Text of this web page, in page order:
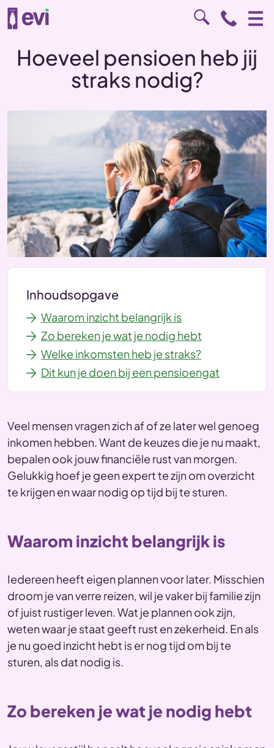
Hoeveel pensioen heb jij
straks nodig?
Inhoudsopgave
Waarom inzicht belangrijk is
Zo bereken je wat je nodig hebt
Welke inkomsten heb je straks?
Dit kun je doen bij een pensioengat
Veel mensen vragen zich af of ze later wel genoeg
inkomen hebben. Want de keuzes die je nu maakt,
bepalen ook jouw financiële rust van morgen.
Gelukkig hoef je geen expert te zijn om overzicht
te krijgen en waar nodig op tijd bij te sturen.
Waarom inzicht belangrijk is
Iedereen heeft eigen plannen voor later. Misschien
droom je van verre reizen, wil je vaker bij familie zijn
of juist rustiger leven. Wat je plannen ook zijn,
weten waar je staat geeft rust en zekerheid. En als
je nu goed inzicht hebt is er nog tijd om bij te
sturen, als dat nodig is.
Zo bereken je wat je nodig hebt